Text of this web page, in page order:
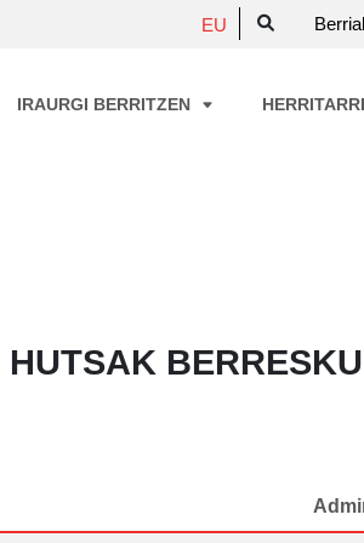
EU
IRAURGI BERRITZEN